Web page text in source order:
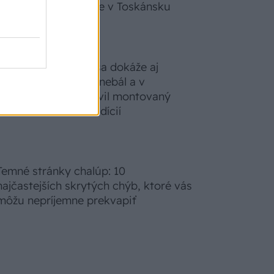
zabudnete, že nie ste v Toskánsku
motorovou pílou sa dokáže aj
podpísať. Slovák sa nebál a v
Čičmanoch si postavil montovaný
v duchu tradícií
stránky chalúp: 10
skrytých chýb, ktoré vás
nepríjemne prekvapiť